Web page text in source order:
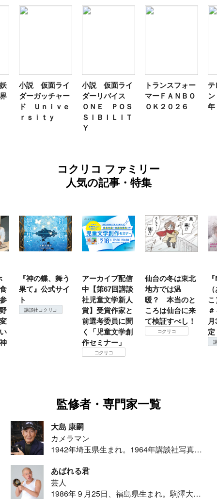
小説 仮面ライ
ダーガッチャー
ド Ｕｎｉｖｅ
ｒｓｉｔｙ
小説 仮面ライ
ダーリバイス
ＯＮＥ ＰＯＳ
ＳＩＢＩＬＩＴ
Ｙ
トランスフォー
マーＦＡＮＢＯ
ＯＫ２０２６
コクリコ ファミリー
人気の記事・特集
『神の蝶、舞う
果て』公式サイ
ト
講談社コクリコ
アーカイブ配信
中【第67回講談
社児童文学新人
賞】受賞作家と
前選考委員に聞
く「児童文学創
作セミナー」
コクリコ
仙台の冬は東北
地方では温
暖？ 本当のと
ころは仙台に来
て検証すべし！
コクリコ
月
定
監修者・専門家一覧
大島 康嗣
カメラマン
1942年埼玉県生まれ。1964年講談社写真部
あばれる君
芸人
1986年９月25日、福島県生まれ。駒澤大学